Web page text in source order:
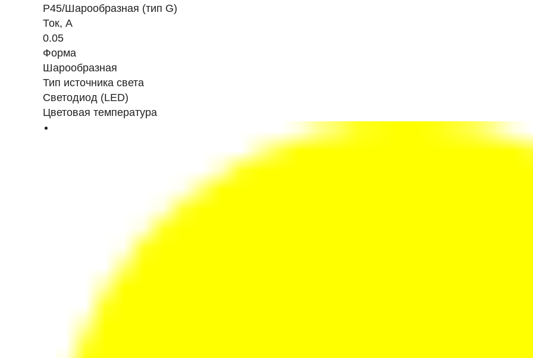
P45/Шарообразная (тип G)
Ток, A
0.05
Форма
Шарообразная
Тип источника света
Светодиод (LED)
Цветовая температура